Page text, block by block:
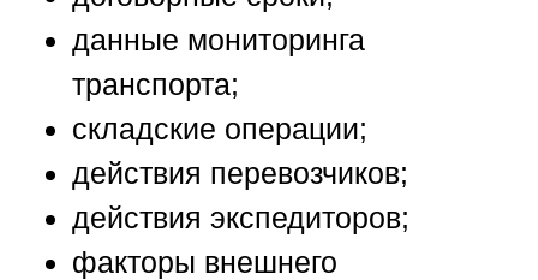
данные мониторинга
транспорта;
складские операции;
действия перевозчиков;
действия экспедиторов;
факторы внешнего